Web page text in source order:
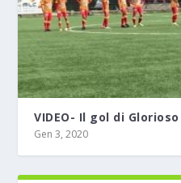
VIDEO- Il gol di
Gen 3, 2020